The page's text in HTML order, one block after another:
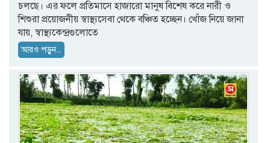
চলছে। এর ফলে প্রতিমাসে হাজারো মানুষ বিশেষ করে নারী ও
শিশুরা প্রয়োজনীয় স্বাস্থ্যসেবা থেকে বঞ্চিত হচ্ছেন। খোঁজ নিয়ে জানা
যায়, স্বাস্থ্যকেন্দ্রগুলোতে
আরও পড়ুন...